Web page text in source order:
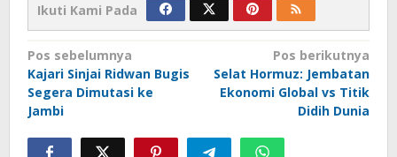
Ikuti Kami Pada
Navigasi
pos
Pos sebelumnya
Kajari Sinjai Ridwan Bugis
Segera Dimutasi ke
Jambi
Pos berikutnya
Selat Hormuz: Jembatan
Ekonomi Global vs Titik
Didih Dunia